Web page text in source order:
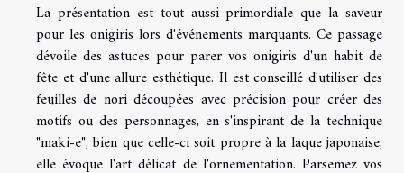
La présentation est tout aussi primordiale que la saveur
pour les onigiris lors d'événements marquants. Ce passage
dévoile des astuces pour parer vos onigiris d'un habit de
fête et d'une allure esthétique. Il est conseillé d'utiliser des
feuilles de nori découpées avec précision pour créer des
motifs ou des personnages, en s'inspirant de la technique
"maki-e", bien que celle-ci soit propre à la laque japonaise,
elle évoque l'art délicat de l'ornementation. Parsemez vos